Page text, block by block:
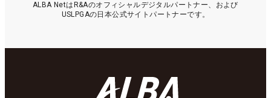
ALBA NetはR&Aのオフィシャルデジタルパートナー、および
USLPGAの日本公式サイトパートナーです。